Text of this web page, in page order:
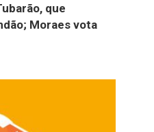
que
Moraes vota